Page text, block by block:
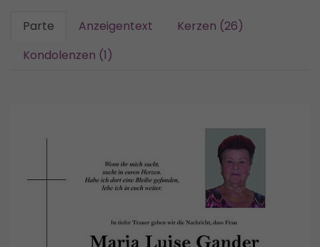
Parte Anzeigentext
Kerzen (26)
Kondolenzen (1)